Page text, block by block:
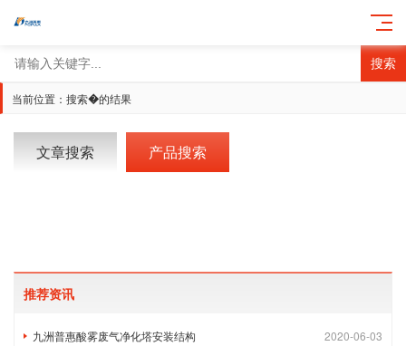
搜索
当前位置：搜索�的结果
文章搜索 产品搜索
推荐资讯
2020-06-03
九洲普惠酸雾废气净化塔安装结构